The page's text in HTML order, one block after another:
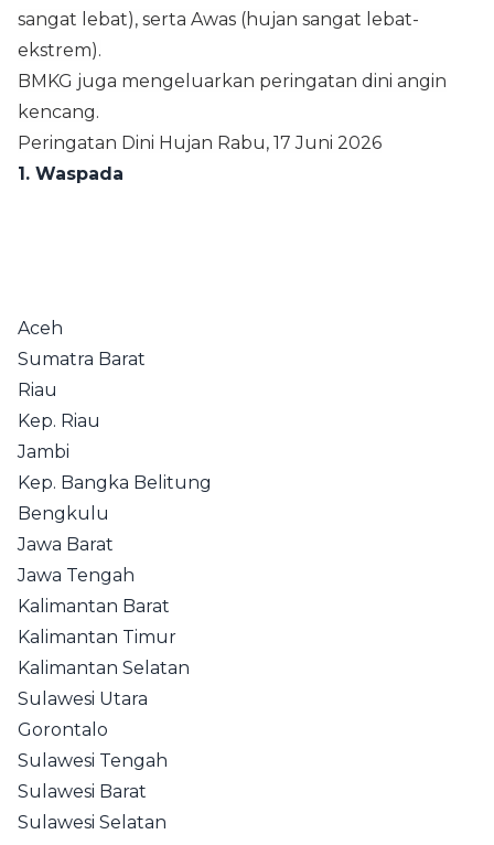
sangat lebat), serta Awas (hujan sangat lebat-
ekstrem).
BMKG juga mengeluarkan peringatan dini angin
kencang.
Peringatan Dini Hujan Rabu, 17 Juni 2026
1. Waspada
Aceh
Sumatra Barat
Riau
Kep. Riau
Jambi
Kep. Bangka Belitung
Bengkulu
Jawa Barat
Jawa Tengah
Kalimantan Barat
Kalimantan Timur
Kalimantan Selatan
Sulawesi Utara
Gorontalo
Sulawesi Tengah
Sulawesi Barat
Sulawesi Selatan